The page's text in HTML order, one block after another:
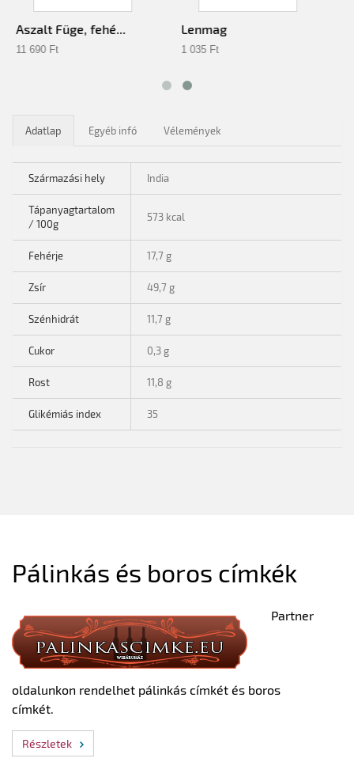
Aszalt Füge, fehé...
11 690 Ft‎
Lenmag
1 035 Ft‎
Adatlap Egyéb infó Vélemények
Származási hely India
Tápanyagtartalom
/ 100g
573 kcal
Fehérje 17,7 g
Zsír 49,7 g
Szénhidrát 11,7 g
Cukor 0,3 g
Rost 11,8 g
Glikémiás index 35
Pálinkás és boros címkék
Partner
oldalunkon rendelhet pálinkás címkét és boros
címkét.
Részletek